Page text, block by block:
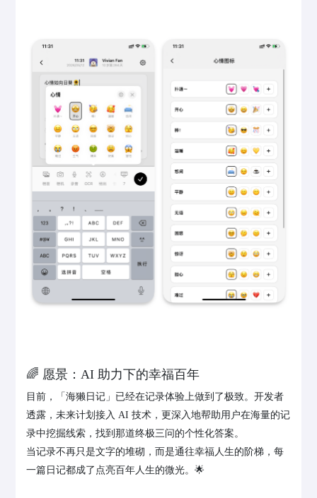
🌈 愿景：AI 助力下的幸福百年
目前，「海獭日记」已经在记录体验上做到了极致。开发者
透露，未来计划接入 AI 技术，更深入地帮助用户在海量的记
录中挖掘线索，找到那道终极三问的个性化答案。
当记录不再只是文字的堆砌，而是通往幸福人生的阶梯，每
一篇日记都成了点亮百年人生的微光。🌟